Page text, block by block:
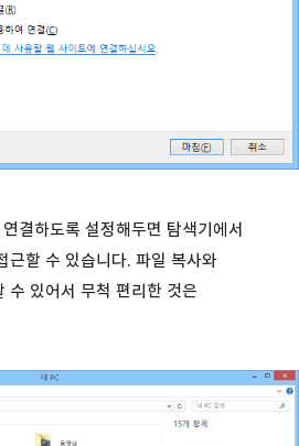
결하도록 설정해두면 탐색기에서
근할 수 있습니다. 파일 복사와
수 있어서 무척 편리한 것은